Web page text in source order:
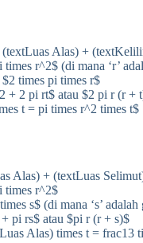
Alas) +
r^2$ (di mana ‘r’
times pi times r$
+ 2 pi rt$ atau $2 pi r (r +
t = pi times r^2 times t$
Alas) + (textLuas
times r^2$
s$ (di mana ‘s’
pi rs$ atau $pi r (r + s)$
Alas) times t = frac13